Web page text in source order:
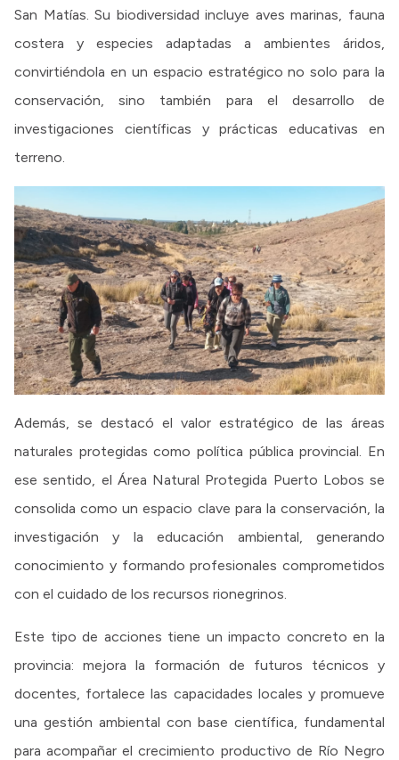
San Matías. Su biodiversidad incluye aves marinas, fauna
costera y especies adaptadas a ambientes áridos,
convirtiéndola en un espacio estratégico no solo para la
conservación, sino también para el desarrollo de
investigaciones científicas y prácticas educativas en
terreno.
Además, se destacó el valor estratégico de las áreas
naturales protegidas como política pública provincial. En
ese sentido, el Área Natural Protegida Puerto Lobos se
consolida como un espacio clave para la conservación, la
investigación y la educación ambiental, generando
conocimiento y formando profesionales comprometidos
con el cuidado de los recursos rionegrinos.
Este tipo de acciones tiene un impacto concreto en la
provincia: mejora la formación de futuros técnicos y
docentes, fortalece las capacidades locales y promueve
una gestión ambiental con base científica, fundamental
para acompañar el crecimiento productivo de Río Negro